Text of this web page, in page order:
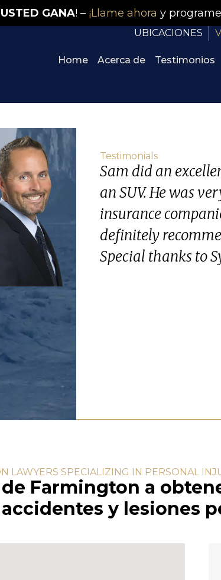
USTED GANA! – ¡Llame ahora y
UBICACIONES
Home Acerca de Testimonios
Testimonials
Sam did an
an SUV. He was
insurance
definitely
Special thanks to
LAWYERS SPECIALIZING IN PERSONAL
Farmington a
y lesiones